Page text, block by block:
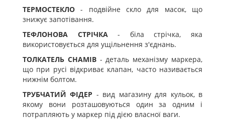
ТЕРМОСТЕКЛО - подвійне скло для масок, що
знижує запотівання.
ТЕФЛОНОВА СТРІЧКА- біла стрічка, яка
використовується для ущільнення з'єднань.
ТОЛКАТЕЛЬ СНАМІВ- деталь механізму маркера,
що при русі відкриває клапан, часто називається
нижнім болтом.
ТРУБЧАТИЙ ФІДЕР - вид магазину для кульок, в
якому вони розташовуються один за одним і
потрапляють у маркер під дією власної ваги.